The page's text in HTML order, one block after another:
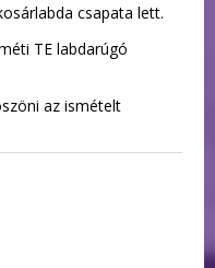
csapata lett.
TE labdarúgó
az ismételt